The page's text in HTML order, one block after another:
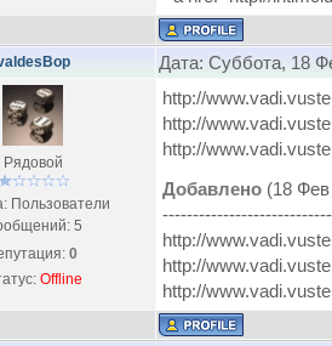
Дата: Суббота, 18
Рядовой
Пользователи
5
0
Offline
http://
http://
http://
Добавлено (18
http://
http://
http://